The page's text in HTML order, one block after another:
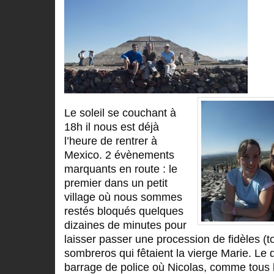
Le soleil se couchant à
18h il nous est déjà
l’heure de rentrer à
Mexico. 2 évènements
marquants en route : le
premier dans un petit
village où nous sommes
restés bloqués quelques
dizaines de minutes pour
laisser passer une procession de fidèles
sombreros qui fêtaient la vierge Marie. Le
barrage de police où Nicolas, comme